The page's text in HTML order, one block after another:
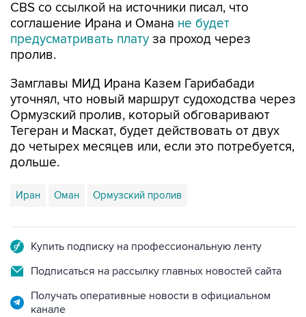
CBS со ссылкой на источники писал, что
соглашение Ирана и Омана не будет
предусматривать плату за проход через
пролив.
Замглавы МИД Ирана Казем Гарибабади
уточнял, что новый маршрут судоходства через
Ормузский пролив, который обговаривают
Тегеран и Маскат, будет действовать от двух
до четырех месяцев или, если это потребуется,
дольше.
Иран Оман Ормузский пролив
Купить подписку на профессиональную ленту
Подписаться на рассылку главных новостей сайта
Получать оперативные новости в официальном
канале